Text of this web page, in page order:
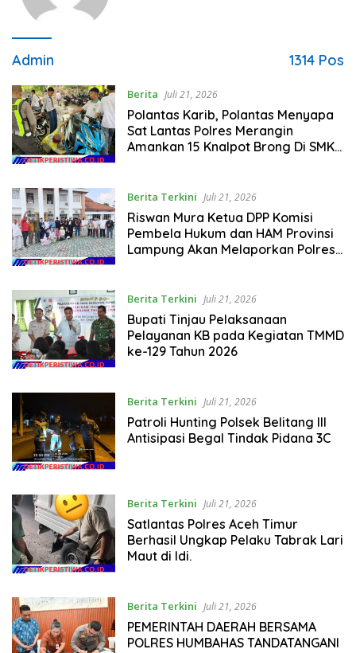
Admin 1314 Pos
Berita Juli 21, 2026
Polantas Karib, Polantas Menyapa
Sat Lantas Polres Merangin
Amankan 15 Knalpot Brong Di SMK
Berita Terkini Juli 21, 2026
Riswan Mura Ketua DPP Komisi
Pembela Hukum dan HAM Provinsi
Lampung Akan Melaporkan Polres
Berita Terkini Juli 21, 2026
Bupati Tinjau Pelaksanaan
Pelayanan KB pada Kegiatan TMMD
ke-129 Tahun 2026
Berita Terkini Juli 21, 2026
Patroli Hunting Polsek Belitang III
Antisipasi Begal Tindak Pidana 3C
Berita Terkini Juli 21, 2026
Satlantas Polres Aceh Timur
Berhasil Ungkap Pelaku Tabrak Lari
Maut di Idi.
Berita Terkini Juli 21, 2026
PEMERINTAH DAERAH BERSAMA
POLRES HUMBAHAS TANDATANGANI